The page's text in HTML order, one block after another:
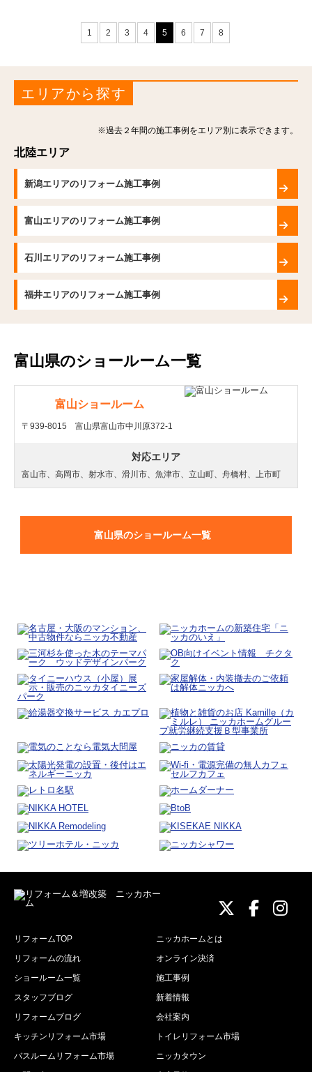
1 2 3 4 5 6 7 8
エリアから探す
※過去２年間の施工事例をエリア別に表示できます。
北陸エリア
新潟エリアのリフォーム施工事例
富山エリアのリフォーム施工事例
石川エリアのリフォーム施工事例
福井エリアのリフォーム施工事例
富山県のショールーム一覧
富山ショールーム
〒939-8015 富山県富山市中川原372-1
対応エリア
富山市、高岡市、射水市、滑川市、魚津市、立山町、舟橋村、上市町
富山県のショールーム一覧
ニッカ
ニッニ
リフォームTOP
ニッカホームとは
リフォームの流れ
オンライン決済
ショールーム一覧
施工事例
スタッフブログ
新着情報
リフォームブログ
会社案内
キッチンリフォーム市場
トイレリフォーム市場
バスルームリフォーム市場
ニッカタウン